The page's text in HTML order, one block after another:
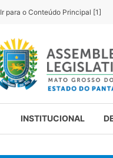
Ir para o Conteúdo Principal [1]
INSTITUCIONAL